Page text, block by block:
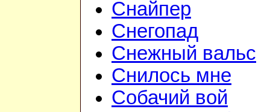
Снайпер
Снегопад
Снежный вальс
Снилось мне
Собачий вой